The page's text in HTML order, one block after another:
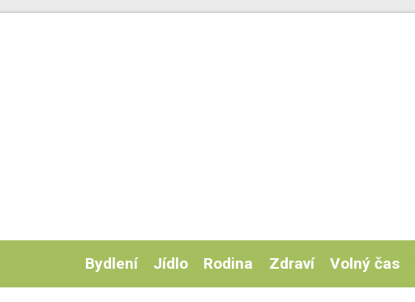
Bydlení Jídlo Rodina Zdraví Volný čas